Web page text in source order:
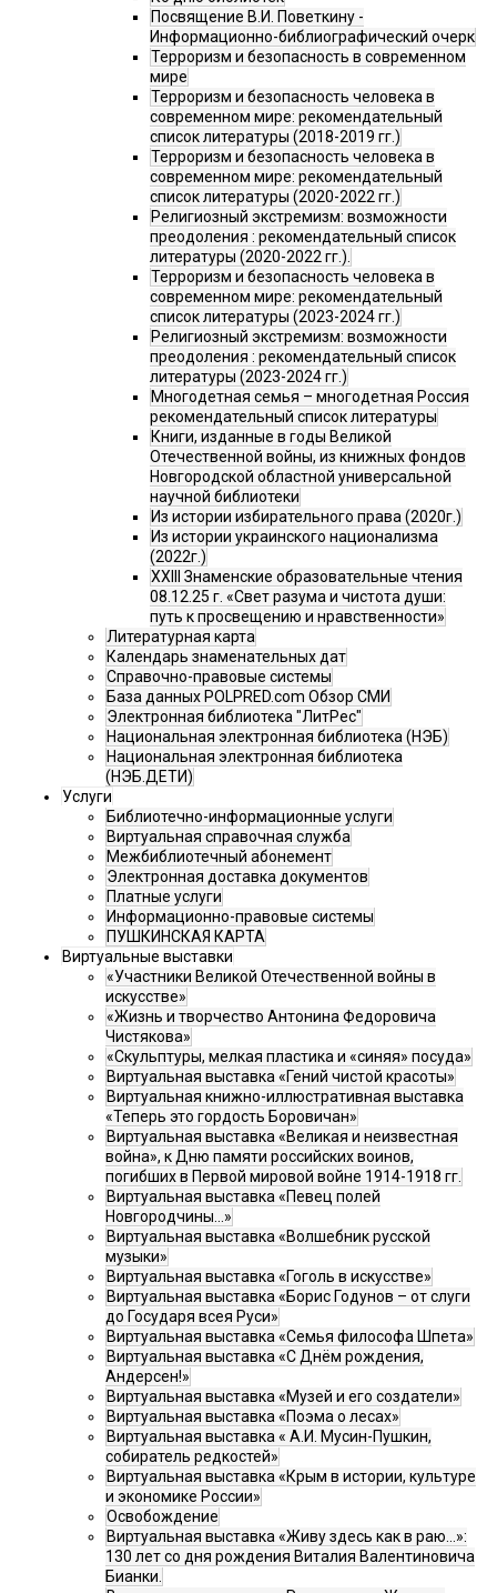
Посвящение В.И. Поветкину -
Информационно-библиографический очерк
Терроризм и безопасность в современном
мире
Терроризм и безопасность человека в
современном мире: рекомендательный
список литературы (2018-2019 гг.)
Терроризм и безопасность человека в
современном мире: рекомендательный
список литературы (2020-2022 гг.)
Религиозный экстремизм: возможности
преодоления : рекомендательный список
литературы (2020-2022 гг.).
Терроризм и безопасность человека в
современном мире: рекомендательный
список литературы (2023-2024 гг.)
Религиозный экстремизм: возможности
преодоления : рекомендательный список
литературы (2023-2024 гг.)
Многодетная семья – многодетная Россия
рекомендательный список литературы
Книги, изданные в годы Великой
Отечественной войны, из книжных фондов
Новгородской областной универсальной
научной библиотеки
Из истории избирательного права (2020г.)
Из истории украинского национализма
(2022г.)
XXIII Знаменские образовательные чтения
08.12.25 г. «Свет разума и чистота души:
путь к просвещению и нравственности»
Литературная карта
Календарь знаменательных дат
Справочно-правовые системы
База данных POLPRED.com Обзор СМИ
Электронная библиотека "ЛитРес"
Национальная электронная библиотека (НЭБ)
Национальная электронная библиотека
(НЭБ.ДЕТИ)
Услуги
Библиотечно-информационные услуги
Виртуальная справочная служба
Межбиблиотечный абонемент
Электронная доставка документов
Платные услуги
Информационно-правовые системы
ПУШКИНСКАЯ КАРТА
Виртуальные выставки
«Участники Великой Отечественной войны в
искусстве»
«Жизнь и творчество Антонина Федоровича
Чистякова»
«Скульптуры, мелкая пластика и «синяя» посуда»
Виртуальная выставка «Гений чистой красоты»
Виртуальная книжно-иллюстративная выставка
«Теперь это гордость Боровичан»
Виртуальная выставка «Великая и неизвестная
война», к Дню памяти российских воинов,
погибших в Первой мировой войне 1914-1918 гг.
Виртуальная выставка «Певец полей
Новгородчины…»
Виртуальная выставка «Волшебник русской
музыки»
Виртуальная выставка «Гоголь в искусстве»
Виртуальная выставка «Борис Годунов – от слуги
до Государя всея Руси»
Виртуальная выставка «Семья философа Шпета»
Виртуальная выставка «С Днём рождения,
Андерсен!»
Виртуальная выставка «Музей и его создатели»
Виртуальная выставка «Поэма о лесах»
Виртуальная выставка « А.И. Мусин-Пушкин,
собиратель редкостей»
Виртуальная выставка «Крым в истории, культуре
и экономике России»
Освобождение
Виртуальная выставка «Живу здесь как в раю…»:
130 лет со дня рождения Виталия Валентиновича
Бианки.